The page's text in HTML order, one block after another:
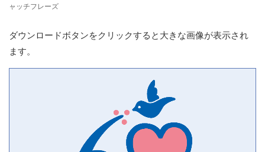
ャッチフレーズ
ダウンロードボタンをクリックすると大きな画像が表示され
ます。